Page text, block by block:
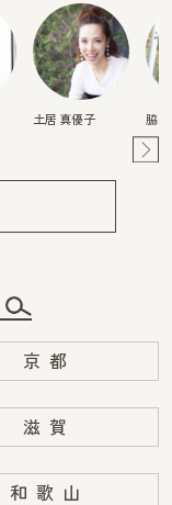
土居 真優子 脇
京都
滋賀
和歌山